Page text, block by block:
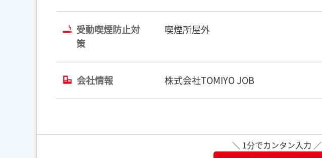
受動喫煙防止対
策
喫煙所屋外
会社情報 株式会社TOMIYO JOB
＼ 1分でカンタン入力 ／